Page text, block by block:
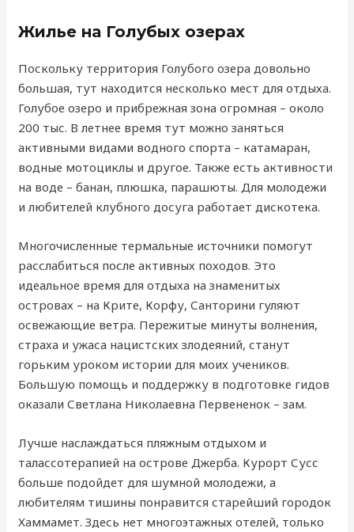
Жилье на Голубых озерах
Поскольку территория Голубого озера довольно
большая, тут находится несколько мест для отдыха.
Голубое озеро и прибрежная зона огромная – около
200 тыс. В летнее время тут можно заняться
активными видами водного спорта – катамаран,
водные мотоциклы и другое. Также есть активности
на воде – банан, плюшка, парашюты. Для молодежи
и любителей клубного досуга работает дискотека.
Многочисленные термальные источники помогут
расслабиться после активных походов. Это
идеальное время для отдыха на знаменитых
островах – на Крите, Корфу, Санторини гуляют
освежающие ветра. Пережитые минуты волнения,
страха и ужаса нацистских злодеяний, станут
горьким уроком истории для моих учеников.
Большую помощь и поддержку в подготовке гидов
оказали Светлана Николаевна Первененок – зам.
Лучше наслаждаться пляжным отдыхом и
талассотерапией на острове Джерба. Курорт Сусс
больше подойдет для шумной молодежи, а
любителям тишины понравится старейший городок
Хаммамет. Здесь нет многоэтажных отелей, только